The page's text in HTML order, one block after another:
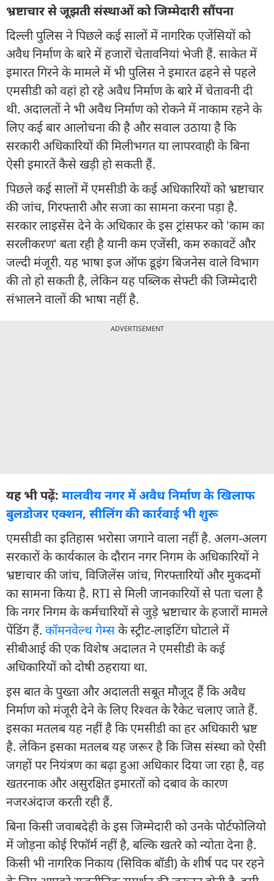
भ्रष्टाचार से जूझती संस्थाओं को जिम्मेदारी सौंपना
दिल्ली पुलिस ने पिछले कई सालों में नागरिक एजेंसियों को
अवैध निर्माण के बारे में हजारों चेतावनियां भेजी हैं. साकेत में
इमारत गिरने के मामले में भी पुलिस ने इमारत ढहने से पहले
एमसीडी को वहां हो रहे अवैध निर्माण के बारे में चेतावनी दी
थी. अदालतों ने भी अवैध निर्माण को रोकने में नाकाम रहने के
लिए कई बार आलोचना की है और सवाल उठाया है कि
सरकारी अधिकारियों की मिलीभगत या लापरवाही के बिना
ऐसी इमारतें कैसे खड़ी हो सकती हैं.
पिछले कई सालों में एमसीडी के कई अधिकारियों को भ्रष्टाचार
की जांच, गिरफ्तारी और सजा का सामना करना पड़ा है.
सरकार लाइसेंस देने के अधिकार के इस ट्रांसफर को 'काम का
सरलीकरण' बता रही है यानी कम एजेंसी, कम रुकावटें और
जल्दी मंजूरी. यह भाषा इज ऑफ डूइंग ब‍िजनेस वाले व‍िभाग
की तो हो सकती है, लेकिन यह पब्‍लि‍क सेफ्टी की ज‍िम्‍मेदारी
संभालने वालों की भाषा नहीं है.
ADVERTISEMENT
यह भी पढ़ें: मालवीय नगर में अवैध निर्माण के खिलाफ
बुलडोजर एक्शन, सीलिंग की कार्रवाई भी शुरू
एमसीडी का इतिहास भरोसा जगाने वाला नहीं है. अलग-अलग
सरकारों के कार्यकाल के दौरान नगर निगम के अधिकारियों ने
भ्रष्टाचार की जांच, विजिलेंस जांच, गिरफ्तारियों और मुकदमों
का सामना किया है. RTI से मिली जानकारियों से पता चला है
कि नगर निगम के कर्मचारियों से जुड़े भ्रष्टाचार के हजारों मामले
पेंडिंग हैं. कॉमनवेल्थ गेम्सके स्ट्रीट-लाइटिंग घोटाले में
सीबीआई की एक विशेष अदालत ने एमसीडी के कई
अधिकारियों को दोषी ठहराया था.
इस बात के पुख्ता और अदालती सबूत मौजूद हैं कि अवैध
निर्माण को मंजूरी देने के लिए रिश्वत के रैकेट चलाए जाते हैं.
इसका मतलब यह नहीं है कि एमसीडी का हर अधिकारी भ्रष्ट
है. लेकिन इसका मतलब यह जरूर है कि जिस संस्था को ऐसी
जगहों पर नियंत्रण का बढ़ा हुआ अधिकार दिया जा रहा है, वह
खतरनाक और असुरक्ष‍ित इमारतों को दबाव के कारण
नजरअंदाज करती रही हैं.
बिना किसी जवाबदेही के इस जिम्मेदारी को उनके पोर्टफोलियो
में जोड़ना कोई र‍िफॉर्म नहीं है, बल्कि खतरे को न्योता देना है.
किसी भी नागरिक निकाय (सिविक बॉडी) के शीर्ष पद पर रहने